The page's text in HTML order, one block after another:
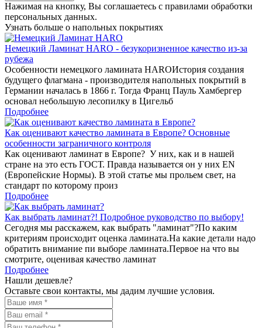
Нажимая на кнопку, Вы соглашаетесь с правилами обработки
персональных данных.
Узнать больше о напольных покрытиях
Немецкий Ламинат HARO - безукоризненное качество из-за
рубежа
Особенности немецкого ламината HAROИстория создания
будущего флагмана - производителя напольных покрытий в
Германии началась в 1866 г. Тогда Франц Пауль Хамбергер
основал небольшую лесопилку в Цигельб
Подробнее
Как оценивают качество ламината в Европе? Основные
особенности заграничного контроля
Как оценивают ламинат в Европе? У них, как и в нашей
стране на это есть ГОСТ. Правда называется он у них EN
(Европейские Нормы). В этой статье мы прольем свет, на
стандарт по которому произ
Подробнее
Как выбрать ламинат?! Подробное руководство по выбору!
Сегодня мы расскажем, как выбрать "ламинат"?По каким
критериям происходит оценка ламината.На какие детали надо
обратить внимание пи выборе ламината.Первое на что вы
смотрите, оценивая качество ламинат
Подробнее
Нашли дешевле?
Оставьте свои контакты, мы дадим лучшие условия.